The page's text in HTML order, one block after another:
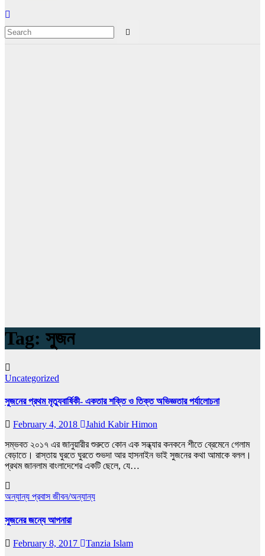
Tag: সুজন
Uncategorized
সুজনের প্রথম মৃত্যুবার্ষিকী- একতার শক্তি ও তিক্ত অভিজ্ঞতার পর্যালোচনা
February 4, 2018
Jahid Kabir Himon
সম্ভবত ২০১৭ এর জানুয়ারীর শুরুতে কোন এক সন্ধ্যার কনকনে শীতে ব্রেমেনে গেলাম
বেড়াতে। রাস্তায় ঘুরতে ঘুরতে শুভদা আর হাসনাইন ভাই সুজনের কথা আমাকে বলল।
প্রথম জানলাম বাংলাদেশের একটি ছেলে, যে…
অন্যান্য প্রবাস জীবন/অন্যান্য
সুজনের জন্যে আপনারা
February 8, 2017 Tanzia Islam